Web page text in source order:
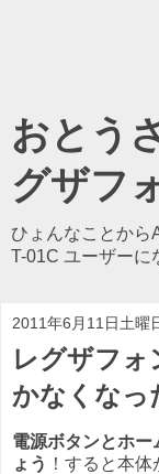
おとう
グザフ
ひょんなことから
T-01C ユーザーに
2011年6月11日土曜
レグザフォ
かなくな
電源ボタンとホー
ょう ！すると本